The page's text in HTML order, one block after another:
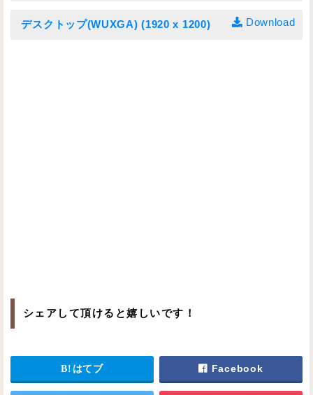
デスクトップ(WUXGA) (1920 x 1200) Download
シェアして頂けると嬉しいです！
はてブ Facebook